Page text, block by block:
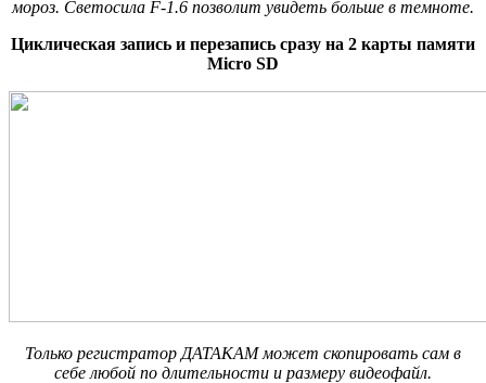
мороз. Светосила F-1.6 позволит увидеть больше в темноте.
Циклическая запись и перезапись сразу на 2 карты памяти
Micro SD
Только регистратор ДАТАКАМ может скопировать сам в
себе любой по длительности и размеру видеофайл.